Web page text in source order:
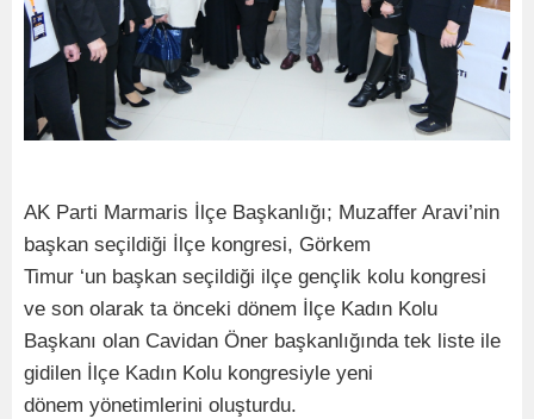
AK Parti Marmaris İlçe Başkanlığı; Muzaffer Aravi’nin
başkan seçildiği İlçe kongresi, Görkem
Timur ‘un başkan seçildiği ilçe gençlik kolu kongresi
ve son olarak ta önceki dönem İlçe Kadın Kolu
Başkanı olan Cavidan Öner başkanlığında tek liste ile
gidilen İlçe Kadın Kolu kongresiyle yeni
dönem yönetimlerini oluşturdu.